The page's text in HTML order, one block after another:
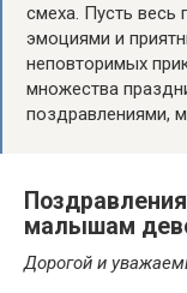
смеха. Пусть весь
эмоциями и
неповторимых
множества
поздравлениями,
малышам
Дорогой и